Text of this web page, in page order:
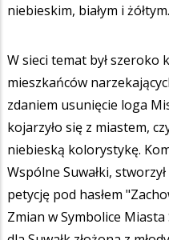
niebieskim, białym i żółtym.
W sieci temat był szeroko
mieszkańców
zdaniem usunięcie loga
kojarzyło się z miastem,
niebieską kolorystykę.
Wspólne Suwałki,
petycję pod hasłem
Zmian w Symbolice Miasta